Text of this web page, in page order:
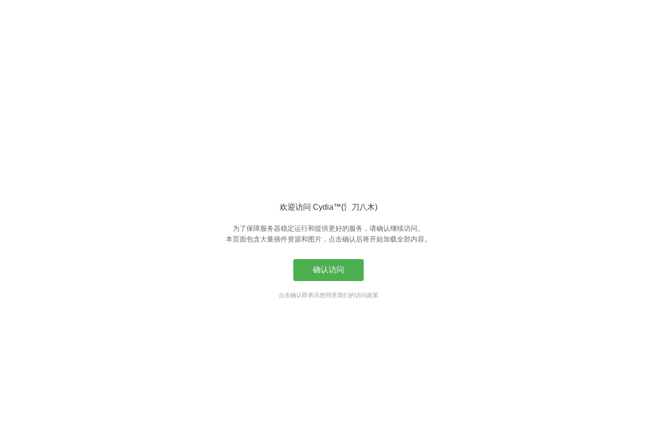
欢迎访问 Cydia™(氵刀八木)
为了保障服务器稳定运行和提供更好的服务，请确认继续访问。
本页面包含大量插件资源和图片，点击确认后将开始加载全部内容。
确认访问
点击确认即表示您同意我们的访问政策